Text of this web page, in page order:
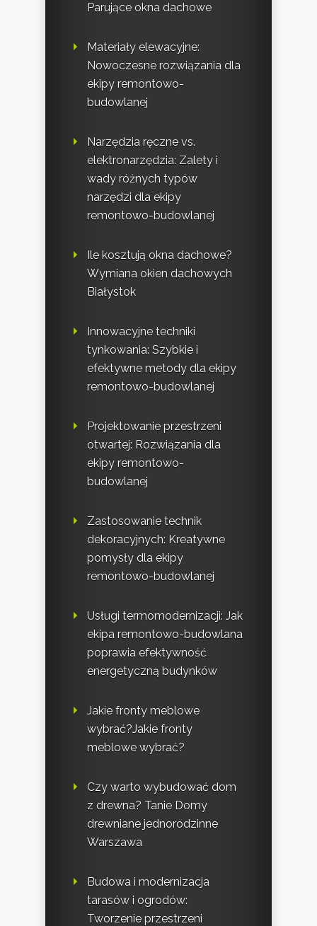
Parujące okna dachowe
Materiały elewacyjne:
Nowoczesne rozwiązania dla
ekipy remontowo-
budowlanej
Narzędzia ręczne vs.
elektronarzędzia: Zalety i
wady różnych typów
narzędzi dla ekipy
remontowo-budowlanej
Ile kosztują okna dachowe?
Wymiana okien dachowych
Białystok
Innowacyjne techniki
tynkowania: Szybkie i
efektywne metody dla ekipy
remontowo-budowlanej
Projektowanie przestrzeni
otwartej: Rozwiązania dla
ekipy remontowo-
budowlanej
Zastosowanie technik
dekoracyjnych: Kreatywne
pomysły dla ekipy
remontowo-budowlanej
Usługi termomodernizacji: Jak
ekipa remontowo-budowlana
poprawia efektywność
energetyczną budynków
Jakie fronty meblowe
wybrać?Jakie fronty
meblowe wybrać?
Czy warto wybudować dom
z drewna? Tanie Domy
drewniane jednorodzinne
Warszawa
Budowa i modernizacja
tarasów i ogrodów:
Tworzenie przestrzeni